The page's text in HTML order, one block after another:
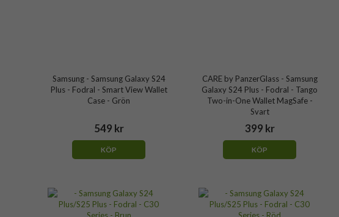
Samsung - Samsung Galaxy S24
Plus - Fodral - Smart View Wallet
Case - Grön
549 kr
KÖP
CARE by PanzerGlass - Samsung
Galaxy S24 Plus - Fodral - Tango
Two-in-One Wallet MagSafe -
Svart
399 kr
KÖP